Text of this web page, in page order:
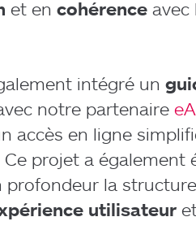
et en cohérence avec
intégré un
notre partenaire
accès en ligne
projet a également
profondeur la
utilisateur